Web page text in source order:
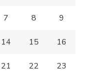
7 8 9
14 15 16
21 22 23